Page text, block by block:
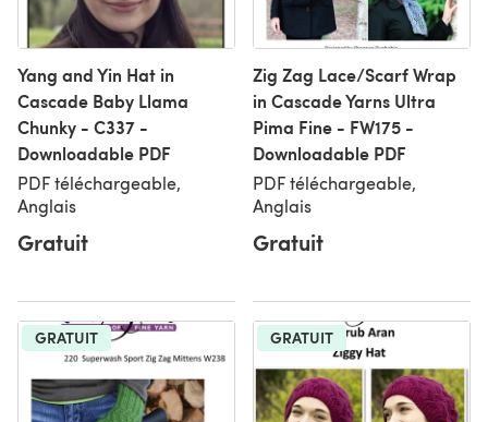
Yang and Yin Hat in
Cascade Baby Llama
Chunky - C337 -
Downloadable PDF
PDF téléchargeable,
Anglais
Gratuit
Zig Zag Lace/Scarf Wrap
in Cascade Yarns Ultra
Pima Fine - FW175 -
Downloadable PDF
PDF téléchargeable,
Anglais
Gratuit
GRATUIT GRATUIT